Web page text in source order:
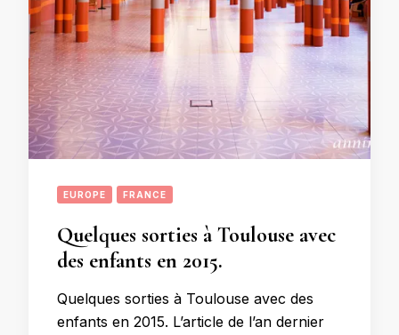
EUROPE FRANCE
Quelques sorties à Toulouse avec
des enfants en 2015.
Quelques sorties à Toulouse avec des
enfants en 2015. L’article de l’an dernier